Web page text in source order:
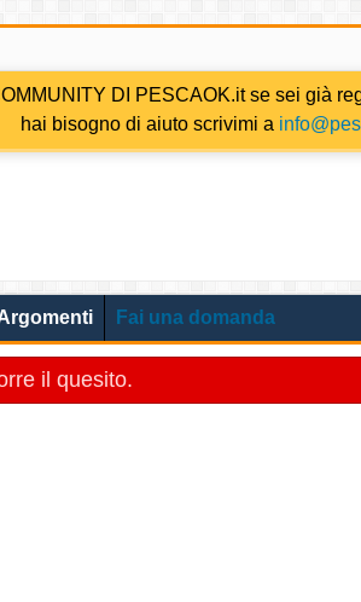
DI PESCAOK.it se sei già
hai bisogno di aiuto scrivimi a
Fai una domanda
il quesito.